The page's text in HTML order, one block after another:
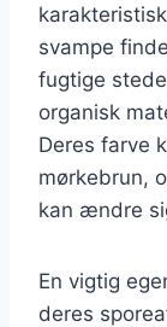
svampe
fugtige
organisk
Deres farve
mørkebrun,
kan ændre
En vigtig
deres